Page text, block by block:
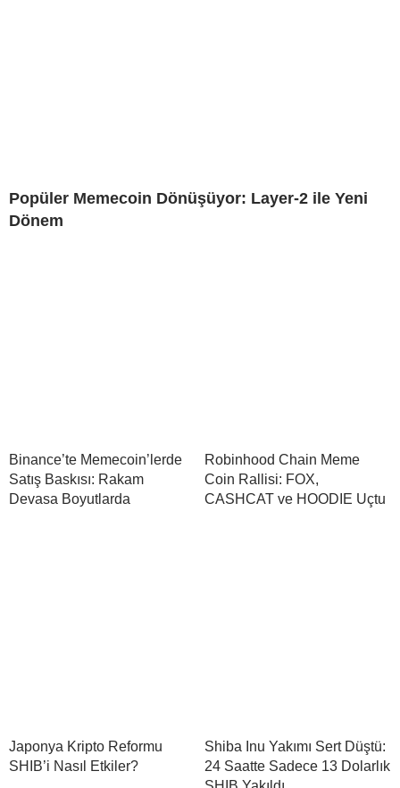
Popüler Memecoin Dönüşüyor: Layer-2 ile Yeni
Dönem
Binance’te Memecoin’lerde
Satış Baskısı: Rakam
Devasa Boyutlarda
Robinhood Chain Meme
Coin Rallisi: FOX,
CASHCAT ve HOODIE Uçtu
Japonya Kripto Reformu
SHIB’i Nasıl Etkiler?
Shiba Inu Yakımı Sert Düştü:
24 Saatte Sadece 13 Dolarlık